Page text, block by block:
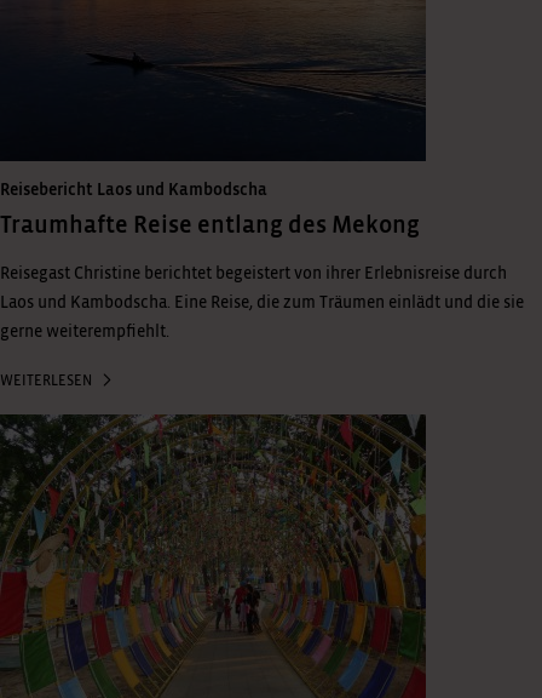
Reisebericht Laos und Kambodscha
Traumhafte Reise entlang des Mekong
Reisegast Christine berichtet begeistert von ihrer Erlebnisreise durch
Laos und Kambodscha. Eine Reise, die zum Träumen einlädt und die sie
gerne weiterempfiehlt.
WEITERLESEN